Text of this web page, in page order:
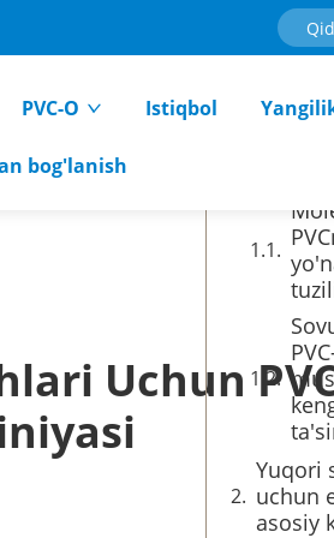
PVC-O Istiqbol
bog'lanish
Uchun
PVC-
Yuqori
uchun
asosiy